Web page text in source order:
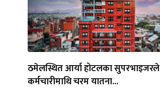
ठमेलस्थित आर्या होटलका सुपरभाइजरले
कर्मचारीमाथि चरम यातना...